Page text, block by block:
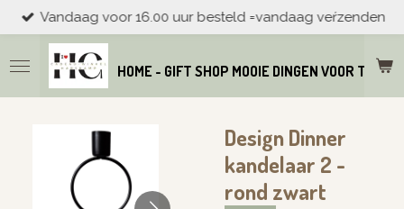
Ga
direct
naar
de
hoofdinhoud
HOME - GIFT SHOP MOOIE DINGEN VOOR THUIS
Vandaag voor 16.00 uur besteld =vandaag veŕzenden
Design Dinner
kandelaar 2 -
rond zwart